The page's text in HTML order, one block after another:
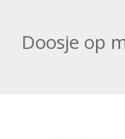
Doosje op